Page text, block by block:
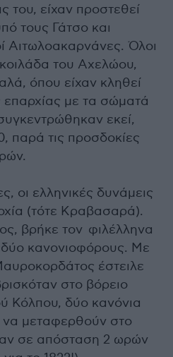
του, είχαν προστεθεί
τους Γάτσο και
Αιτωλοακαρνάνες. Όλοι
του Αχελώου,
όπου είχαν κληθεί
επαρχίας με τα σώματά
εκεί,
παρά τις προσδοκίες
οι ελληνικές δυνάμεις
(τότε Κραβασαρά).
βρήκε τον φιλέλληνα
κανονιοφόρους. Με
έστειλε
στο βόρειο
Κόλπου, δύο κανόνια
να μεταφερθούν στο
σε απόσταση 2 ωρών